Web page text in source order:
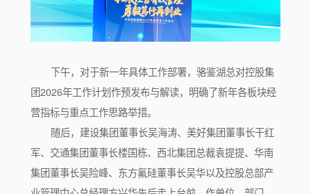
下午，对于新一年具体工作部署，骆鉴湖总对控股集
团2026年工作计划作预发布与解读，明确了新年各板块经
营指标与重点工作思路举措。
随后，建设集团董事长吴海涛、美好集团董事长干红
军、交通集团董事长楼国栋、西北集团总裁袁提提、华南
集团董事长吴险峰、东方氟硅董事长吴华以及控股总部产